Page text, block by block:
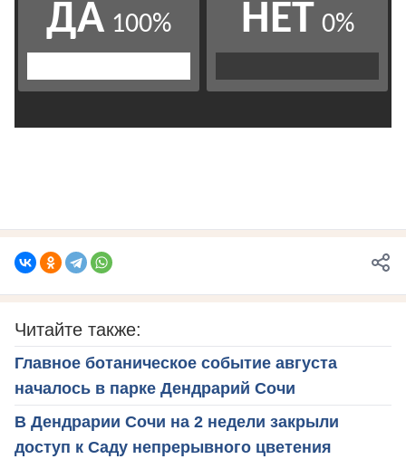
Читайте также:
Главное ботаническое событие августа
началось в парке Дендрарий Сочи
В Дендрарии Сочи на 2 недели закрыли
доступ к Саду непрерывного цветения